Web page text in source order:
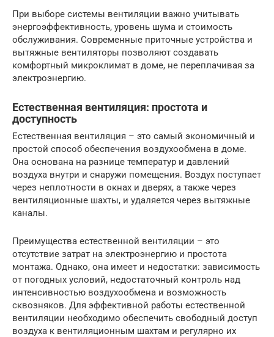
При выборе системы вентиляции важно учитывать
энергоэффективность, уровень шума и стоимость
обслуживания. Современные приточные устройства и
вытяжные вентиляторы позволяют создавать
комфортный микроклимат в доме, не переплачивая за
электроэнергию.
Естественная вентиляция: простота и
доступность
Естественная вентиляция – это самый экономичный и
простой способ обеспечения воздухообмена в доме.
Она основана на разнице температур и давлений
воздуха внутри и снаружи помещения. Воздух поступает
через неплотности в окнах и дверях, а также через
вентиляционные шахты, и удаляется через вытяжные
каналы.
Преимущества естественной вентиляции – это
отсутствие затрат на электроэнергию и простота
монтажа. Однако, она имеет и недостатки: зависимость
от погодных условий, недостаточный контроль над
интенсивностью воздухообмена и возможность
сквозняков. Для эффективной работы естественной
вентиляции необходимо обеспечить свободный доступ
воздуха к вентиляционным шахтам и регулярно их